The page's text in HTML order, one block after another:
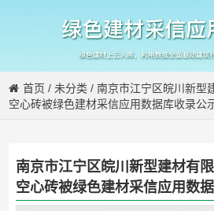
首页 /未分类 /南京市江宁区皖川新型
空心砖被绿色建材采信应用数据库收录公
南京市江宁区皖川新型建材有
空心砖被绿色建材采信应用数